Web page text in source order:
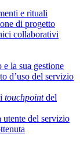
e rituali
di progetto
collaborativi
la sua gestione
d’uso del servizio
touchpointdel
utente del servizio